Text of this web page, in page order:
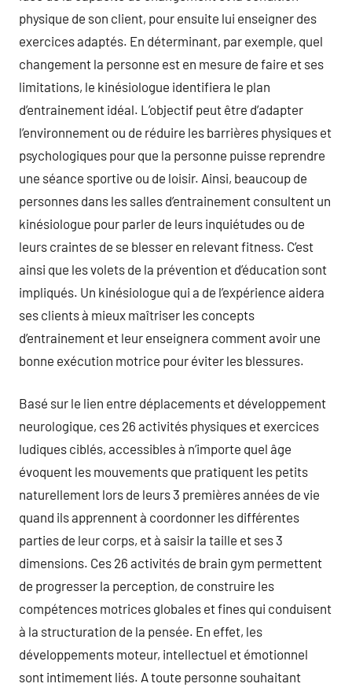
physique de son client, pour ensuite lui enseigner des
exercices adaptés. En déterminant, par exemple, quel
changement la personne est en mesure de faire et ses
limitations, le kinésiologue identifiera le plan
d’entrainement idéal. L’objectif peut être d’adapter
l’environnement ou de réduire les barrières physiques et
psychologiques pour que la personne puisse reprendre
une séance sportive ou de loisir. Ainsi, beaucoup de
personnes dans les salles d’entrainement consultent un
kinésiologue pour parler de leurs inquiétudes ou de
leurs craintes de se blesser en relevant fitness. C’est
ainsi que les volets de la prévention et d’éducation sont
impliqués. Un kinésiologue qui a de l’expérience aidera
ses clients à mieux maîtriser les concepts
d’entrainement et leur enseignera comment avoir une
bonne exécution motrice pour éviter les blessures.
Basé sur le lien entre déplacements et développement
neurologique, ces 26 activités physiques et exercices
ludiques ciblés, accessibles à n’importe quel âge
évoquent les mouvements que pratiquent les petits
naturellement lors de leurs 3 premières années de vie
quand ils apprennent à coordonner les différentes
parties de leur corps, et à saisir la taille et ses 3
dimensions. Ces 26 activités de brain gym permettent
de progresser la perception, de construire les
compétences motrices globales et fines qui conduisent
à la structuration de la pensée. En effet, les
développements moteur, intellectuel et émotionnel
sont intimement liés. A toute personne souhaitant